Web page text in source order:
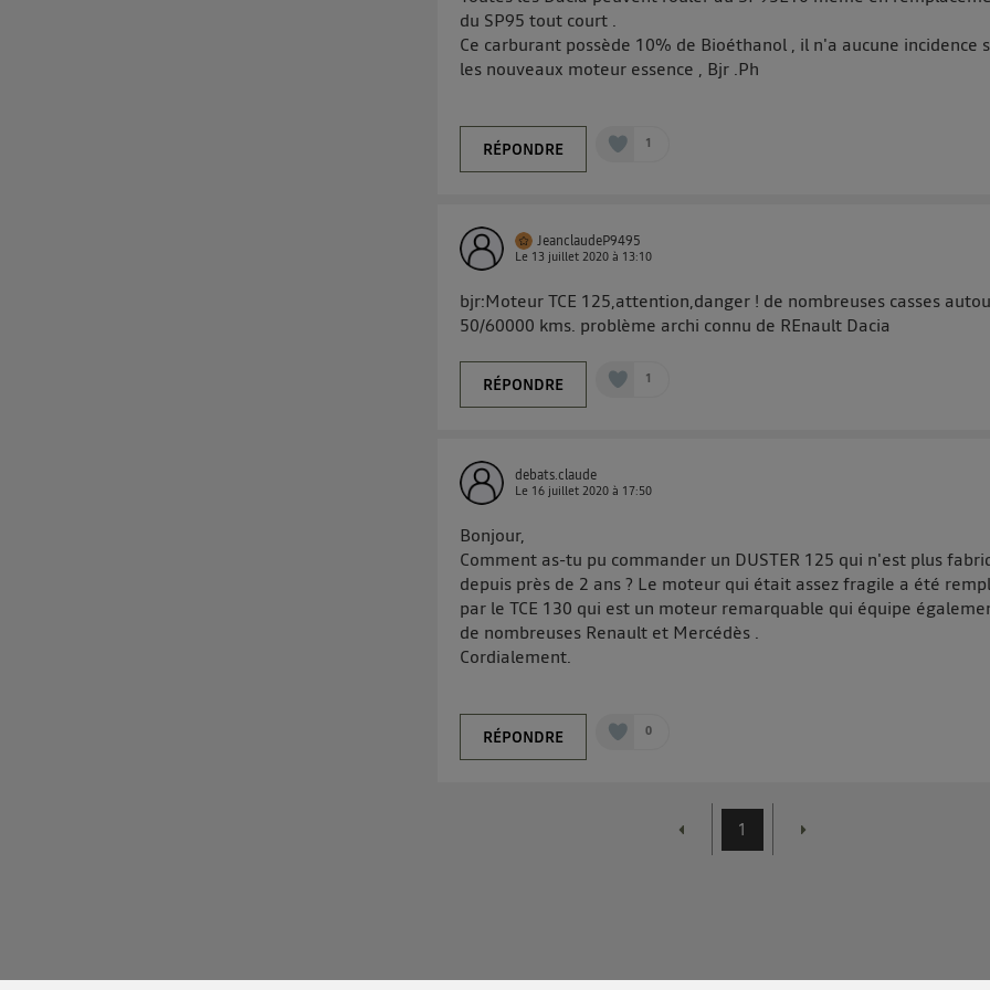
du SP95 tout court .
Ce carburant possède 10% de Bioéthanol , il n'a aucune incidence
les nouveaux moteur essence , Bjr .Ph
RÉPONDRE 1
JeanclaudeP9495
Le 13 juillet 2020 à 13:10
bjr:Moteur TCE 125,attention,danger ! de nombreuses casses
50/60000 kms. problème archi connu de REnault Dacia
RÉPONDRE 1
debats.claude
Le 16 juillet 2020 à 17:50
Bonjour,
Comment as-tu pu commander un DUSTER 125 qui n'est plus
depuis près de 2 ans ? Le moteur qui était assez fragile a été
par le TCE 130 qui est un moteur remarquable qui équipe
de nombreuses Renault et Mercédès .
Cordialement.
RÉPONDRE 0
1